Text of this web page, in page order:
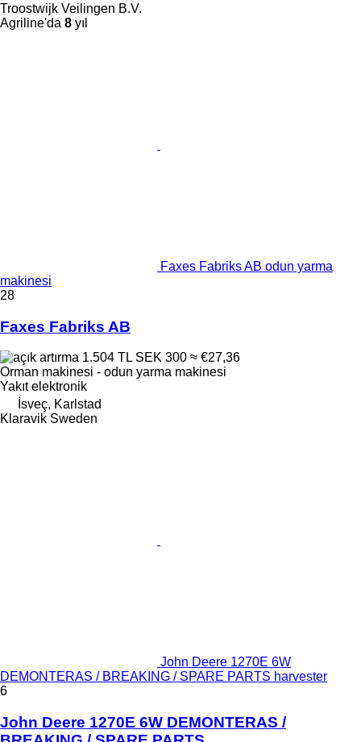
Troostwijk Veilingen B.V.
Agriline'da 8 yıl
Faxes Fabriks AB odun yarma
makinesi
28
Faxes Fabriks AB
1.504 TL SEK 300 ≈ €27,36
Orman makinesi - odun yarma makinesi
Yakıt elektronik
İsveç, Karlstad
Klaravik Sweden
John Deere 1270E 6W
DEMONTERAS / BREAKING / SPARE PARTS harvester
6
John Deere 1270E 6W DEMONTERAS /